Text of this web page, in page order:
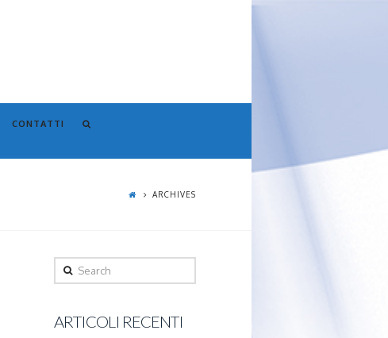
CONTATTI
ARCHIVES
Search
ARTICOLI RECENTI